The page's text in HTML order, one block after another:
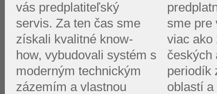
vás predplatiteľský
servis. Za ten čas sme
získali kvalitné know-
how, vybudovali systém s
moderným technickým
zázemím a vlastnou
sme pre
viac ako
českých
periodík
oblastí a